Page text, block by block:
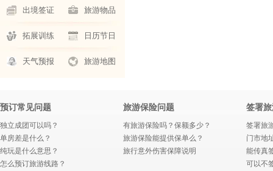
出境签证 旅游物品
拓展训练 日历节日
天气预报 旅游地图
预订常见问题
独立成团可以吗？
单房差是什么？
纯玩是什么意思？
怎么预订旅游线路？
旅游保险问题
有旅游保险吗？保额多少？
旅游保险能提供保单么？
旅行意外伤害保障说明
签署
签署旅
门市地
能传真
可以不